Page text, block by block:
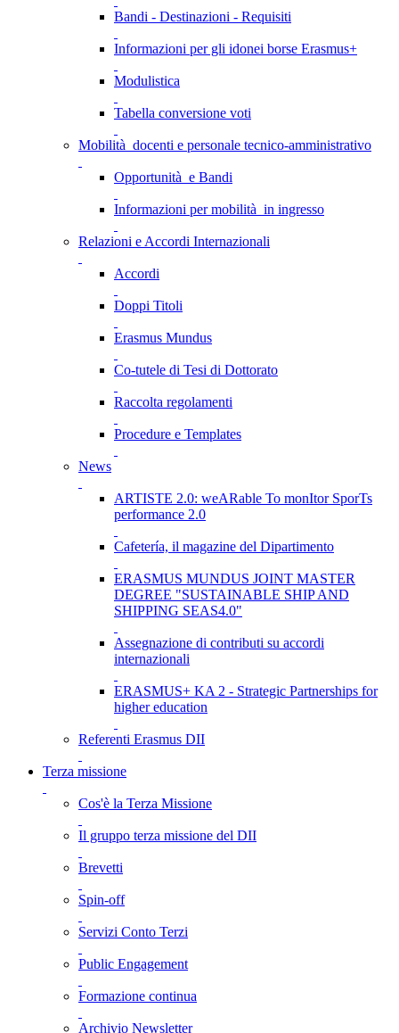
Bandi - Destinazioni - Requisiti
Informazioni per gli idonei borse Erasmus+
Modulistica
Tabella conversione voti
Mobilità docenti e personale tecnico-amministrativo
Opportunità e Bandi
Informazioni per mobilità in ingresso
Relazioni e Accordi Internazionali
Accordi
Doppi Titoli
Erasmus Mundus
Co-tutele di Tesi di Dottorato
Raccolta regolamenti
Procedure e Templates
News
ARTISTE 2.0: weARable To monItor SporTs
performance 2.0
Cafetería, il magazine del Dipartimento
ERASMUS MUNDUS JOINT MASTER
DEGREE "SUSTAINABLE SHIP AND
SHIPPING SEAS4.0"
Assegnazione di contributi su accordi
internazionali
ERASMUS+ KA 2 - Strategic Partnerships for
higher education
Referenti Erasmus DII
Terza missione
Cos'è la Terza Missione
Il gruppo terza missione del DII
Brevetti
Spin-off
Servizi Conto Terzi
Public Engagement
Formazione continua
Archivio Newsletter